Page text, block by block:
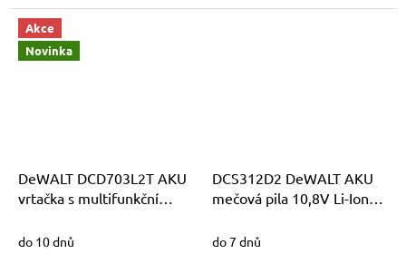
Akce
Novinka
DeWALT DCD703L2T AKU
vrtačka s multifunkční
Li-Ion v kufru TSTAK
do 10 dnů
DCS312D2 DeWALT AKU
mečová pila 10,8V Li-Ion
do 7 dnů